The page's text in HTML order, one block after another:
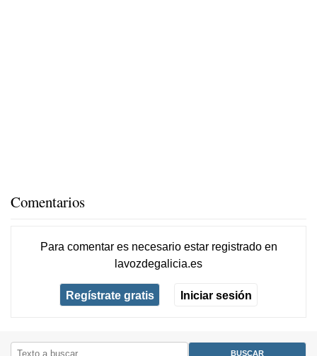
Comentarios
Para comentar es necesario estar registradoen
lavozdegalicia.es
Regístrate gratis Iniciar sesión